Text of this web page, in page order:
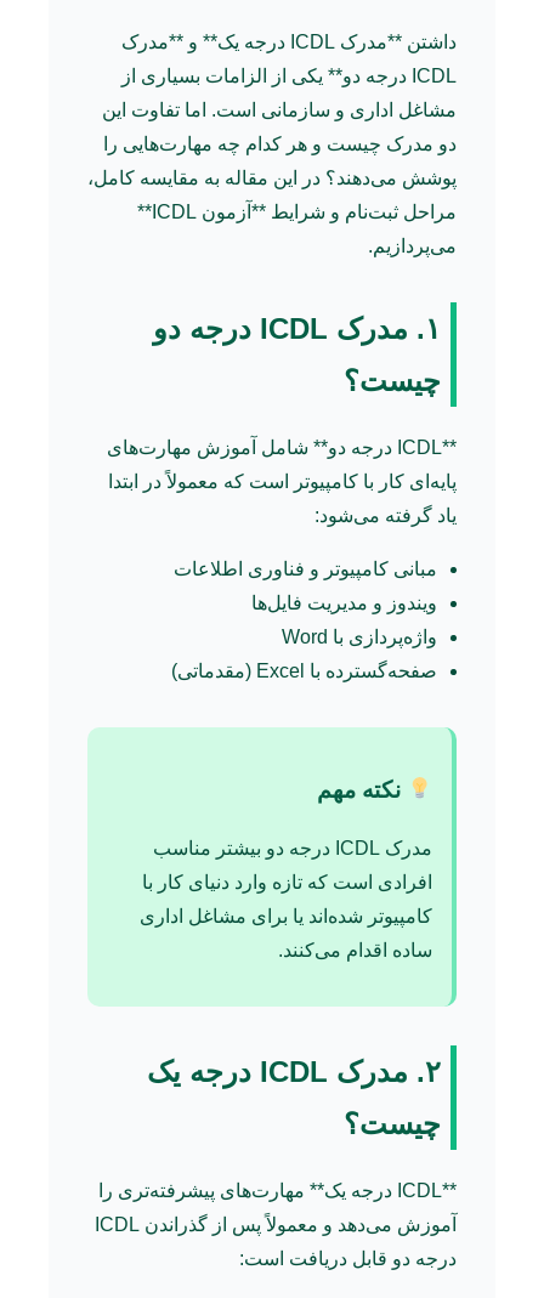
داشتن **مدرک ICDL درجه یک** و **مدرک
ICDL درجه دو** یکی از الزامات بسیاری از
مشاغل اداری و سازمانی است. اما تفاوت این
دو مدرک چیست و هر کدام چه مهارت‌هایی را
پوشش می‌دهند؟ در این مقاله به مقایسه کامل،
مراحل ثبت‌نام و شرایط **آزمون ICDL**
می‌پردازیم.
۱. مدرک ICDL درجه دو
چیست؟
**ICDL درجه دو** شامل آموزش مهارت‌های
پایه‌ای کار با کامپیوتر است که معمولاً در ابتدا
یاد گرفته می‌شود:
مبانی کامپیوتر و فناوری اطلاعات
ویندوز و مدیریت فایل‌ها
واژه‌پردازی با Word
صفحه‌گسترده با Excel (مقدماتی)
نکته مهم
مدرک ICDL درجه دو بیشتر مناسب
افرادی است که تازه وارد دنیای کار با
کامپیوتر شده‌اند یا برای مشاغل اداری
ساده اقدام می‌کنند.
۲. مدرک ICDL درجه یک
چیست؟
**ICDL درجه یک** مهارت‌های پیشرفته‌تری را
آموزش می‌دهد و معمولاً پس از گذراندن ICDL
درجه دو قابل دریافت است: